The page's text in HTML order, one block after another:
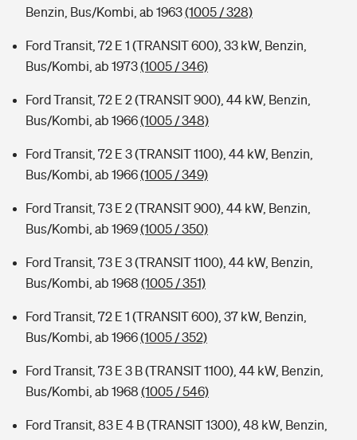
Benzin, Bus/Kombi, ab 1963(1005 / 328)
Ford Transit, 72 E 1 (TRANSIT 600), 33 kW, Benzin,
Bus/Kombi, ab 1973(1005 / 346)
Ford Transit, 72 E 2 (TRANSIT 900), 44 kW, Benzin,
Bus/Kombi, ab 1966(1005 / 348)
Ford Transit, 72 E 3 (TRANSIT 1100), 44 kW, Benzin,
Bus/Kombi, ab 1966(1005 / 349)
Ford Transit, 73 E 2 (TRANSIT 900), 44 kW, Benzin,
Bus/Kombi, ab 1969(1005 / 350)
Ford Transit, 73 E 3 (TRANSIT 1100), 44 kW, Benzin,
Bus/Kombi, ab 1968 (1005 / 351)
Ford Transit, 72 E 1 (TRANSIT 600), 37 kW, Benzin,
Bus/Kombi, ab 1966(1005 / 352)
Ford Transit, 73 E 3 B (TRANSIT 1100), 44 kW, Benzin,
Bus/Kombi, ab 1968 (1005 / 546)
Ford Transit, 83 E 4 B (TRANSIT 1300), 48 kW, Benzin,